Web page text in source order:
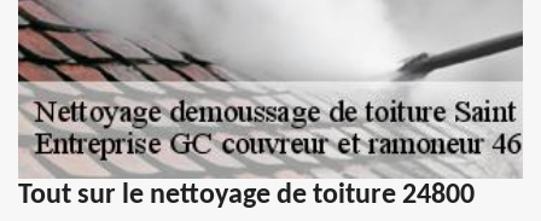
Tout sur le nettoyage de toiture 24800